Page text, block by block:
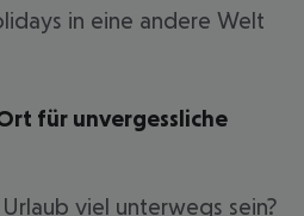
in eine andere Welt
für unvergessliche
viel unterwegs sein?